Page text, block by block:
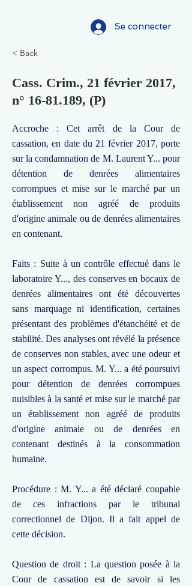
Se connecter
< Back
Cass. Crim., 21 février 2017,
n° 16-81.189, (P)
Accroche : Cet arrêt de la Cour de
cassation, en date du 21 février 2017, porte
sur la condamnation de M. Laurent Y... pour
détention de denrées alimentaires
corrompues et mise sur le marché par un
établissement non agréé de produits
d'origine animale ou de denrées alimentaires
en contenant.
Faits : Suite à un contrôle effectué dans le
laboratoire Y..., des conserves en bocaux de
denrées alimentaires ont été découvertes
sans marquage ni identification, certaines
présentant des problèmes d'étanchéité et de
stabilité. Des analyses ont révélé la présence
de conserves non stables, avec une odeur et
un aspect corrompus. M. Y... a été poursuivi
pour détention de denrées corrompues
nuisibles à la santé et mise sur le marché par
un établissement non agréé de produits
d'origine animale ou de denrées en
contenant destinés à la consommation
humaine.
Procédure : M. Y... a été déclaré coupable
de ces infractions par le tribunal
correctionnel de Dijon. Il a fait appel de
cette décision.
Question de droit : La question posée à la
Cour de cassation est de savoir si les